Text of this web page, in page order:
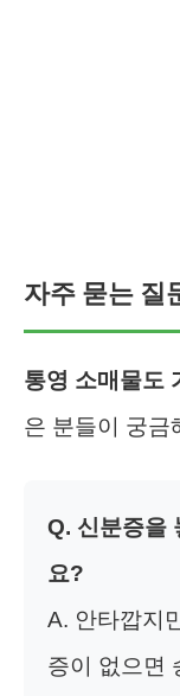
자주 묻는 질
통영 소매물도
은 분들이 궁금
Q. 신분증을
요?
A. 안타깝지
증이 없으면